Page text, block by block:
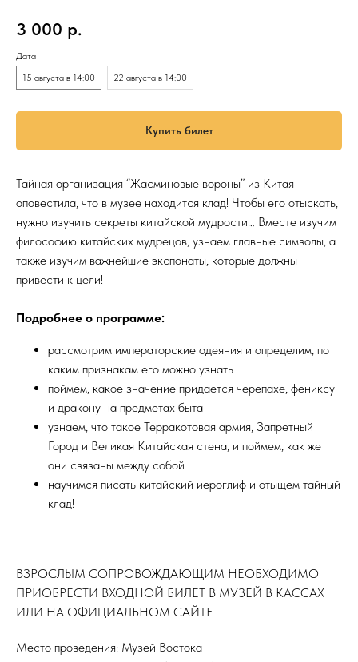
3 000 р.
Дата
15 августа в 14:00
22 августа в 14:00
Купить билет
Тайная организация “Жасминовые вороны” из Китая
оповестила, что в музее находится клад! Чтобы его отыскать,
нужно изучить секреты китайской мудрости… Вместе изучим
философию китайских мудрецов, узнаем главные символы, а
также изучим важнейшие экспонаты, которые должны
привести к цели!
Подробнее о программе:
рассмотрим императорские одеяния и определим, по
каким признакам его можно узнать
поймем, какое значение придается черепахе, фениксу
и дракону на предметах быта
узнаем, что такое Терракотовая армия, Запретный
Город и Великая Китайская стена, и поймем, как же
они связаны между собой
научимся писать китайский иероглиф и отыщем тайный
клад!
ВЗРОСЛЫМ СОПРОВОЖДАЮЩИМ НЕОБХОДИМО
ПРИОБРЕСТИ ВХОДНОЙ БИЛЕТ В МУЗЕЙ В КАССАХ
ИЛИ НА ОФИЦИАЛЬНОМ САЙТЕ
Место проведения: Музей Востока